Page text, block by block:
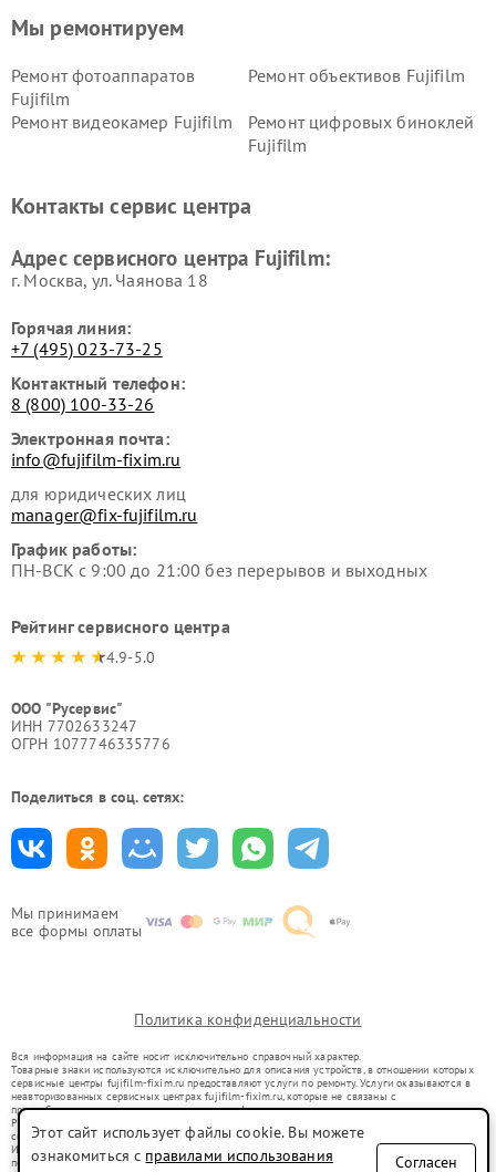
Мы принимаем
все формы оплаты
Мы ремонтируем
Ремонт фотоаппаратов
Fujifilm
Ремонт объективов Fujifilm
Ремонт видеокамер Fujifilm
Ремонт цифровых биноклей
Fujifilm
Контакты сервис центра
Адрес сервисного центра Fujifilm:
г. Москва, ул. Чаянова 18
Горячая линия:
+7 (495) 023-73-25
Контактный телефон:
8 (800) 100-33-26
Электронная почта:
info@fujifilm-fixim.ru
для юридических лиц
manager@fix-fujifilm.ru
График работы:
ПН-ВСК с 9:00 до 21:00 без перерывов и выходных
Рейтинг сервисного центра
4.9-5.0
ООО "Русервис"
ИНН 7702633247
ОГРН 1077746335776
Поделиться в соц. сетях:
Политика конфиденциальности
Вся информация на сайте носит исключительно справочный характер.
Товарные знаки используются исключительно для описания устройств, в отношении которых
сервисные центры fujifilm-fixim.ru предоставляют услуги по ремонту. Услуги оказываются в
неавторизованных сервисных центрах fujifilm-fixim.ru, которые не связаны с
правообладателями товарных знаков или их официальными представителями.
Ремонт осуществляется для устройств, уже введенных в гражданский оборот в соответствии
со статьей 1487 ГК РФ.
Использование товарных знаков не преследует цели индивидуализации услуг или введения
потребителей в заблуждение, а служит для информирования о предоставляемых услугах по
Этот сайт использует файлы cookie. Вы можете
ознакомиться с правилами использования
Согласен